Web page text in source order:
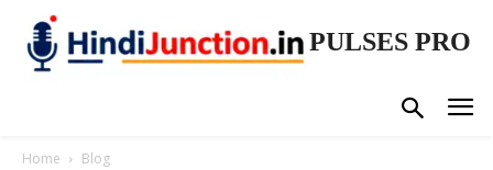
PULSES PRO
Home Blog